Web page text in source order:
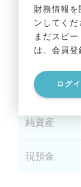
財務情報
ンしてくだ
まだスピ
は、会員登
ログ
貸借対照表（
総資産
有利子負債
純資産
現預金